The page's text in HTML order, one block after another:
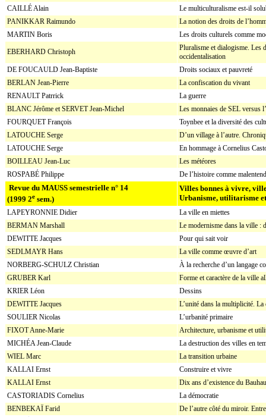
CAILLÉ Alain
Le multiculturalisme est-il
PANIKKAR Raimundo
La notion des droits de
MARTIN Boris
Les droits culturels comme
EBERHARD Christoph
Pluralisme et dialogisme. Les
occidentalisation
DE FOUCAULD Jean-Baptiste
Droits sociaux et pauvreté
BERLAN Jean-Pierre
La confiscation du vivant
RENAULT Patrrick
La guerre
BLANC Jérôme et SERVET Jean-Michel
Les monnaies de SEL versus
FOURQUET François
Toynbee et la diversité des
LATOUCHE Serge
D’un village à l’autre.
LATOUCHE Serge
En hommage à Cornelius
BOILLEAU Jean-Luc
Les météores
ROSPABÉ Philippe
De l’histoire comme
Revue du MAUSS semestrielle n° 14
(1999 2e sem.)
Villes bonnes à vivre,
Urbanisme, utilitarisme
LAPEYRONNIE Didier
La ville en miettes
BERMAN Marshall
Le modernisme dans la ville :
DEWITTE Jacques
Pour qui sait voir
SEDLMAYR Hans
La ville comme œuvre d’art
NORBERG-SCHULZ Christian
À la recherche d’un langage
GRUBER Karl
Forme et caractère de la ville
KRIER Léon
Dessins
DEWITTE Jacques
L’unité dans la multiplicité. La
SOULIER Nicolas
L’urbanité primaire
FIXOT Anne-Marie
Architecture, urbanisme et
MICHÉA Jean-Claude
La destruction des villes en
WIEL Marc
La transition urbaine
KALLAI Ernst
Construire et vivre
KALLAI Ernst
Dix ans d’existence du
CASTORIADIS Cornelius
La démocratie
BENBEKAÏ Farid
De l’autre côté du miroir.